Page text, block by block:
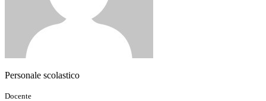
Personale scolastico
Docente